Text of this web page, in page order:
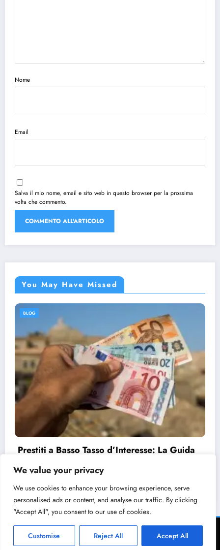
We value your privacy
We use cookies to enhance your browsing experience, serve
personalised ads or content, and analyse our traffic. By clicking
"Accept All", you consent to our use of cookies.
Customise Reject All Accept All
Nome
Email
Salva il mio nome, email e sito web in questo browser per la prossima
volta che commento.
You May Have Missed
BLOG
Prestiti a Basso Tasso d’Interesse: La Guida
11/08/2024 admin
FRISBEE ECOMMERCE PRO Ltd. BG207943190 2026 | Powered By SpiceThemes